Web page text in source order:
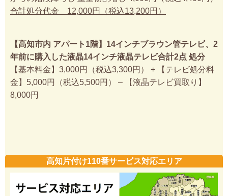
合計処分代金 12,000円（税込13,200円）
【高知市内 アパート1階】14インチブラウン管テレビ、2
年前に購入した液晶14インチ液晶テレビ合計2点 処分
【基本料金】3,000円（税込3,300円） + 【テレビ処分料
金】5,000円（税込5,500円） – 【液晶テレビ買取り】
8,000円
高知片付け110番サービス対応エリア